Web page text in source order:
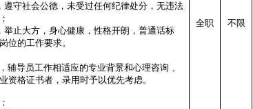
遵守社会公德，未受过任何纪律处分，无违法
举止大方，身心健康，性格开朗，普通话标
位的工作要求。
辅导员工作相适应的专业背景和心理咨询 、
资格证书者，录用时予以优先考虑。
全职 不限